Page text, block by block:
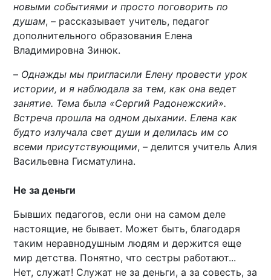
новыми событиями и просто поговорить по
душам, – рассказывает учитель, педагог
дополнительного образования Елена
Владимировна Зинюк.
– Однажды мы пригласили Елену провести урок
истории, и я наблюдала за тем, как она ведет
занятие. Тема была «Сергий Радонежский».
Встреча прошла на одном дыхании. Елена как
будто излучала свет души и делилась им со
всеми присутствующими, – делится учитель Алия
Васильевна Гисматулина.
Не за деньги
Бывших педагогов, если они на самом деле
настоящие, не бывает. Может быть, благодаря
таким неравнодушным людям и держится еще
мир детства. Понятно, что сестры работают...
Нет, служат! Служат не за деньги, а за совесть, за